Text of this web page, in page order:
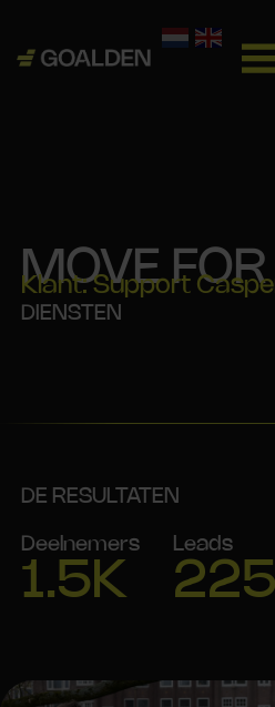
MOVE
Klant: Support
DIENSTEN
DE RESULTATEN
Deelnemers
1.5K
Leads
225